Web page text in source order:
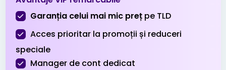
.org.tr $2.01 $1.94
.pro $3.99 $3.51
Garanția celui mai mic prețpe TLD
Acces prioritar la promoții și reduceri
speciale
Manager de cont dedicat